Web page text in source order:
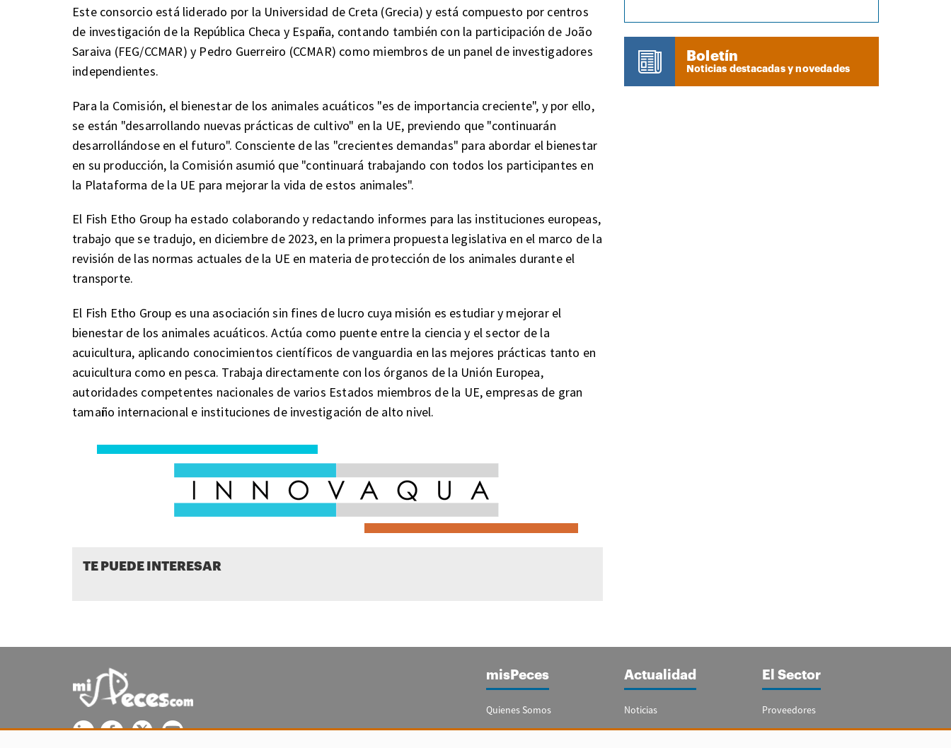
Este consorcio está liderado por la Universidad de Creta (Grecia) y está compuesto por centros
de investigación de la República Checa y España, contando también con la participación de João
Saraiva (FEG/CCMAR) y Pedro Guerreiro (CCMAR) como miembros de un panel de investigadores
independientes.
Para la Comisión, el bienestar de los animales acuáticos "es de importancia creciente", y por ello,
se están "desarrollando nuevas prácticas de cultivo" en la UE, previendo que "continuarán
desarrollándose en el futuro". Consciente de las "crecientes demandas" para abordar el bienestar
en su producción, la Comisión asumió que "continuará trabajando con todos los participantes en
la Plataforma de la UE para mejorar la vida de estos animales".
El Fish Etho Group ha estado colaborando y redactando informes para las instituciones europeas,
trabajo que se tradujo, en diciembre de 2023, en la primera propuesta legislativa en el marco de la
revisión de las normas actuales de la UE en materia de protección de los animales durante el
transporte.
El Fish Etho Group es una asociación sin fines de lucro cuya misión es estudiar y mejorar el
bienestar de los animales acuáticos. Actúa como puente entre la ciencia y el sector de la
acuicultura, aplicando conocimientos científicos de vanguardia en las mejores prácticas tanto en
acuicultura como en pesca. Trabaja directamente con los órganos de la Unión Europea,
autoridades competentes nacionales de varios Estados miembros de la UE, empresas de gran
tamaño internacional e instituciones de investigación de alto nivel.
TE PUEDE INTERESAR
Boletín
Noticias destacadas y novedades
misPeces
Quienes Somos
Publicidad
Actualidad
Noticias
Reportajes
El Sector
Proveedores
Guía del Sector